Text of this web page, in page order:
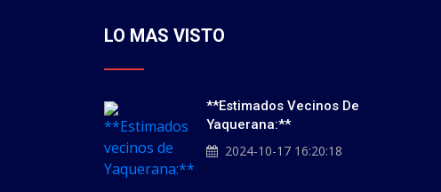
LO MAS VISTO
**Estimados Vecinos De
Yaquerana:**
2024-10-17 16:20:18